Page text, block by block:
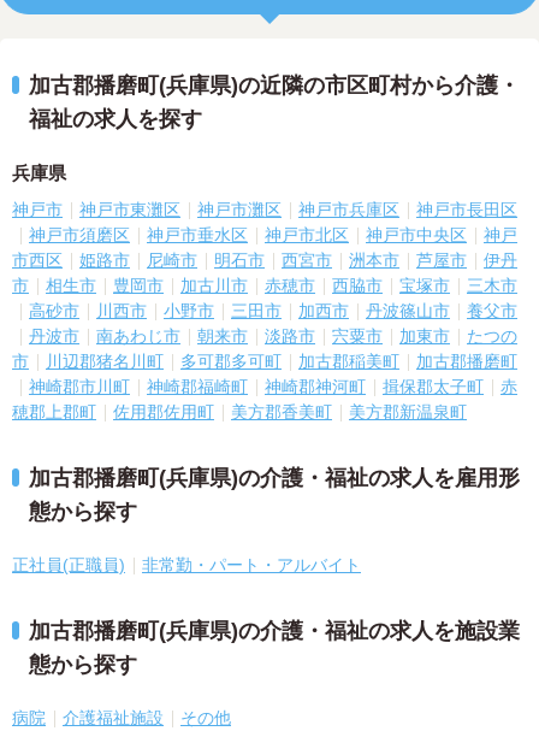
加古郡播磨町(兵庫県)の近隣の市区町村から介護・
福祉の求人を探す
兵庫県
神戸市 神戸市東灘区 神戸市灘区 神戸市兵庫区
神戸市長田区
神戸市須磨区
神戸市垂水区 神戸市北区 神戸市中央区
神戸
市西区
姫路市 尼崎市 明石市 西宮市 洲本市 芦屋市
伊丹
市
相生市 豊岡市 加古川市 赤穂市 西脇市 宝塚市
三木市
高砂市
川西市 小野市 三田市 加西市 丹波篠山市
養父市
丹波市
南あわじ市 朝来市 淡路市 宍粟市 加東市
たつの
市
川辺郡猪名川町 多可郡多可町 加古郡稲美町
加古郡播磨町
神崎郡市川町
神崎郡福崎町 神崎郡神河町 揖保郡太子町
赤
穂郡上郡町
佐用郡佐用町 美方郡香美町 美方郡新温泉町
加古郡播磨町(兵庫県)の介護・福祉の求人を雇用形
態から探す
正社員(正職員) 非常勤・パート・アルバイト
加古郡播磨町(兵庫県)の介護・福祉の求人を施設業
態から探す
病院 介護福祉施設 その他